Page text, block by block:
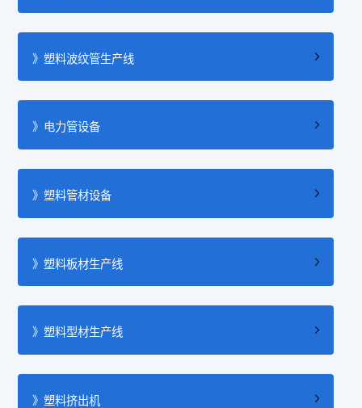
》塑料波纹管生产线
》电力管设备
》塑料管材设备
》塑料板材生产线
》塑料型材生产线
》塑料挤出机